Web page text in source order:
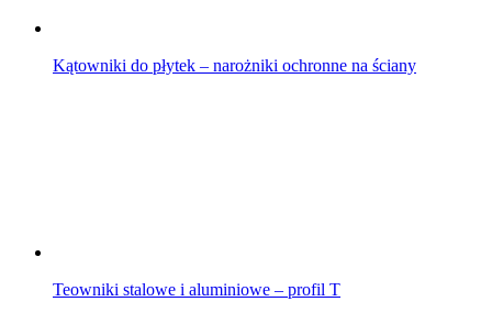
Kątowniki do płytek – narożniki ochronne na ściany
Teowniki stalowe i aluminiowe – profil T